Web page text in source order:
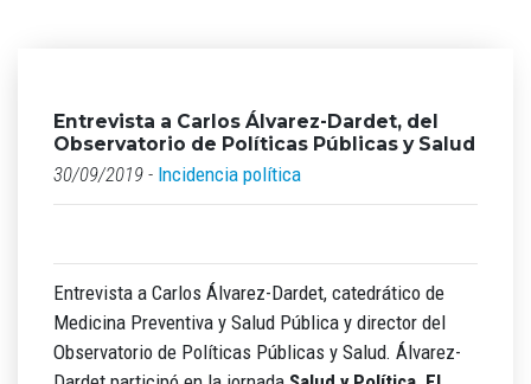
Entrevista a Carlos Álvarez-Dardet, del
Observatorio de Políticas Públicas y Salud
30/09/2019 - Incidencia política
Entrevista a Carlos Álvarez-Dardet, catedrático de
Medicina Preventiva y Salud Pública y director del
Observatorio de Políticas Públicas y Salud. Álvarez-